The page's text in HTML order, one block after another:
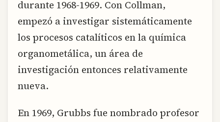
durante 1968-1969. Con Collman,
empezó a investigar sistemáticamente
los procesos catalíticos en la química
organometálica, un área de
investigación entonces relativamente
nueva.
En 1969, Grubbs fue nombrado profesor